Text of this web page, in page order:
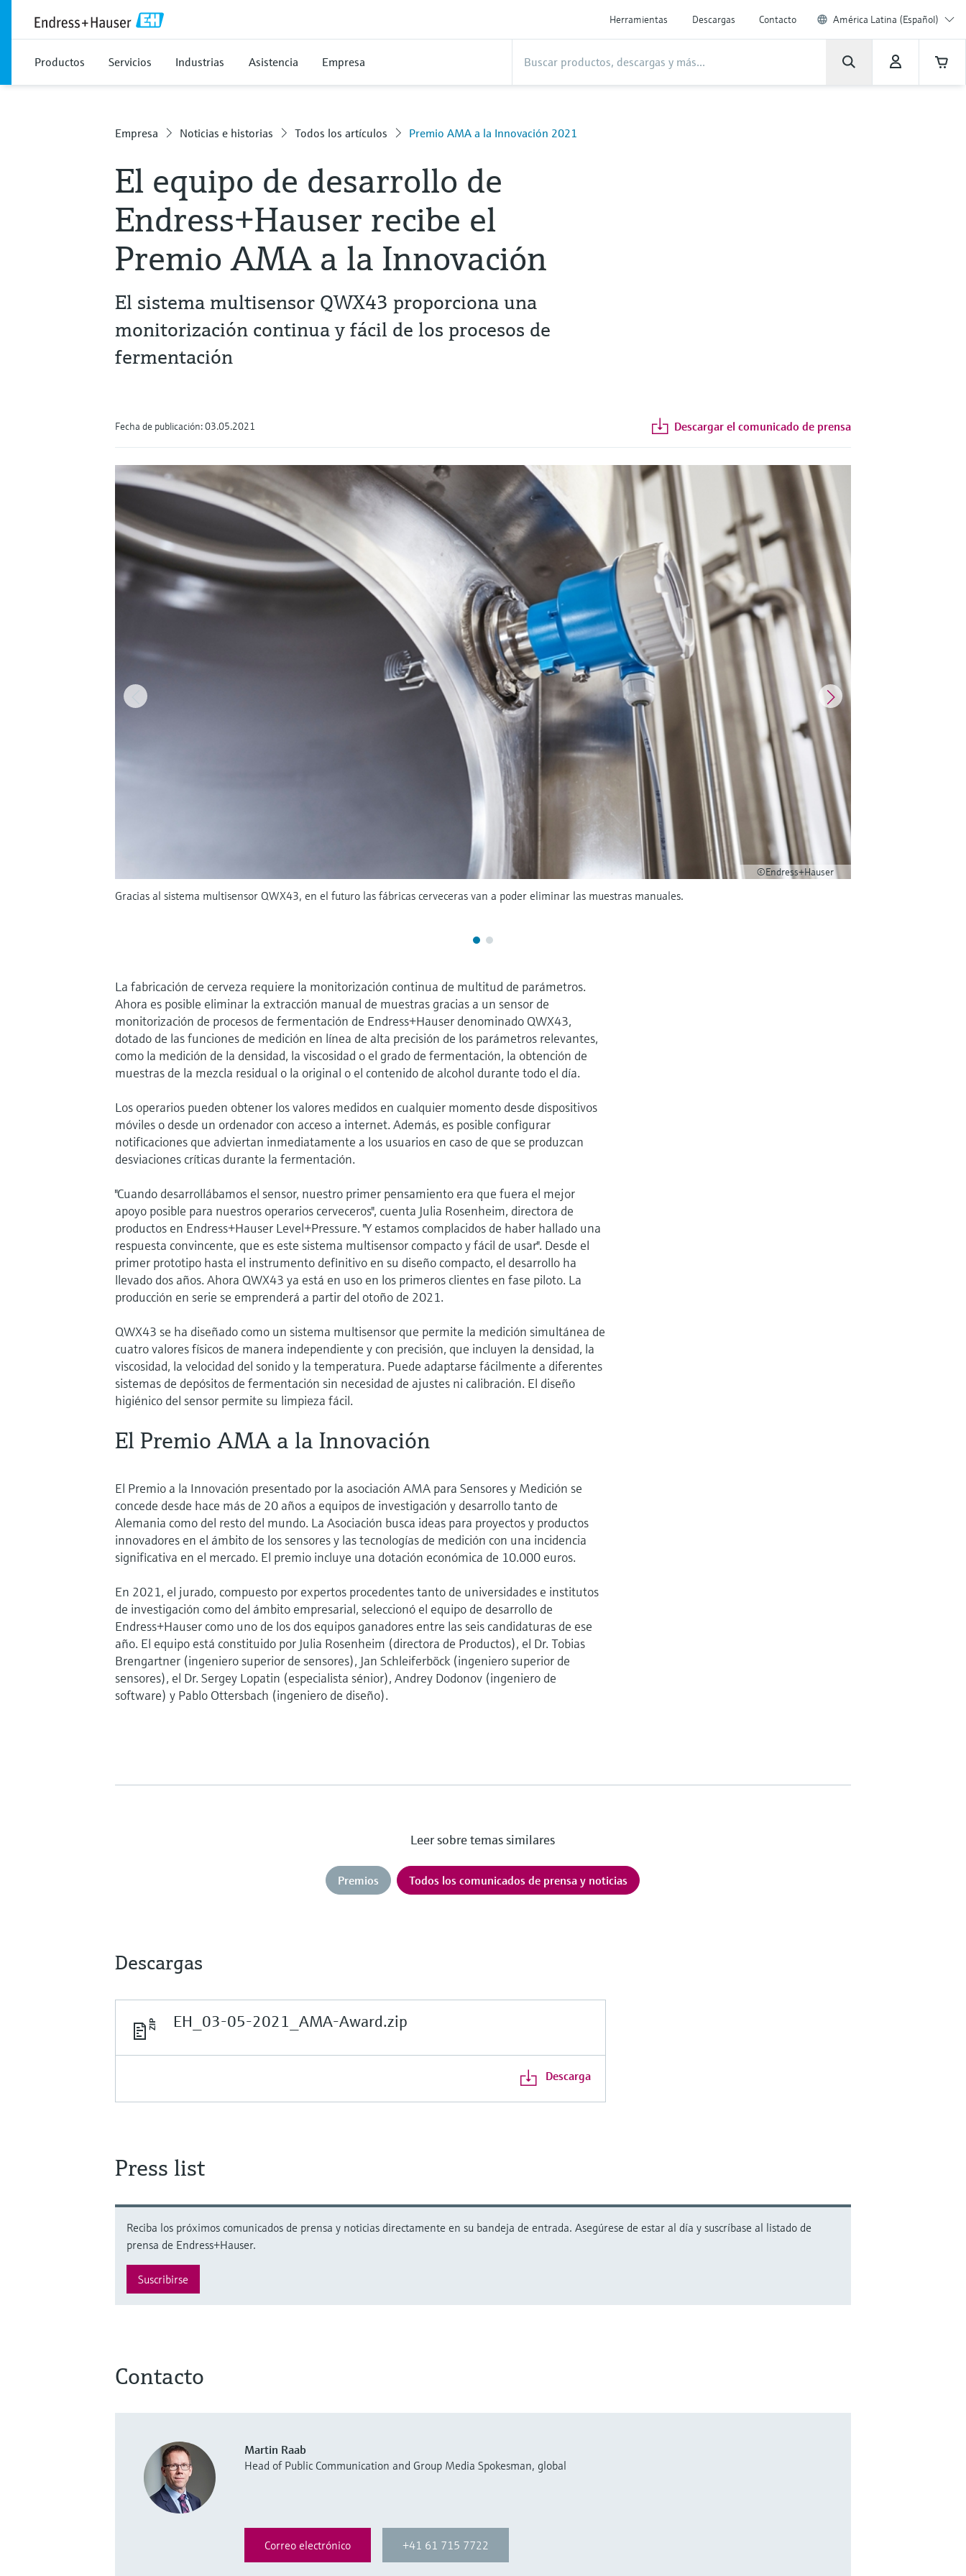
Herramientas Descargas Contacto América Latina (Español)
Productos Servicios Industrias Asistencia Empresa
Empresa Noticias e historias Todos los artículos Premio AMA a la Innovación 2021
El equipo de desarrollo de
Endress+Hauser recibe el
Premio AMA a la Innovación
El sistema multisensor QWX43 proporciona una
monitorización continua y fácil de los procesos de
fermentación
Fecha de publicación: 03.05.2021 Descargar el comunicado de prensa
©Endress+Hauser
Gracias al sistema multisensor QWX43, en el futuro las fábricas cerveceras van a poder eliminar las muestras manuales.
La fabricación de cerveza requiere la monitorización continua de multitud de parámetros.
Ahora es posible eliminar la extracción manual de muestras gracias a un sensor de
monitorización de procesos de fermentación de Endress+Hauser denominado QWX43,
dotado de las funciones de medición en línea de alta precisión de los parámetros relevantes,
como la medición de la densidad, la viscosidad o el grado de fermentación, la obtención de
muestras de la mezcla residual o la original o el contenido de alcohol durante todo el día.
Los operarios pueden obtener los valores medidos en cualquier momento desde dispositivos
móviles o desde un ordenador con acceso a internet. Además, es posible configurar
notificaciones que adviertan inmediatamente a los usuarios en caso de que se produzcan
desviaciones críticas durante la fermentación.
"Cuando desarrollábamos el sensor, nuestro primer pensamiento era que fuera el mejor
apoyo posible para nuestros operarios cerveceros", cuenta Julia Rosenheim, directora de
productos en Endress+Hauser Level+Pressure. "Y estamos complacidos de haber hallado una
respuesta convincente, que es este sistema multisensor compacto y fácil de usar". Desde el
primer prototipo hasta el instrumento definitivo en su diseño compacto, el desarrollo ha
llevado dos años. Ahora QWX43 ya está en uso en los primeros clientes en fase piloto. La
producción en serie se emprenderá a partir del otoño de 2021.
QWX43 se ha diseñado como un sistema multisensor que permite la medición simultánea de
cuatro valores físicos de manera independiente y con precisión, que incluyen la densidad, la
viscosidad, la velocidad del sonido y la temperatura. Puede adaptarse fácilmente a diferentes
sistemas de depósitos de fermentación sin necesidad de ajustes ni calibración. El diseño
higiénico del sensor permite su limpieza fácil.
El Premio AMA a la Innovación
El Premio a la Innovación presentado por la asociación AMA para Sensores y Medición se
concede desde hace más de 20 años a equipos de investigación y desarrollo tanto de
Alemania como del resto del mundo. La Asociación busca ideas para proyectos y productos
innovadores en el ámbito de los sensores y las tecnologías de medición con una incidencia
significativa en el mercado. El premio incluye una dotación económica de 10.000 euros.
En 2021, el jurado, compuesto por expertos procedentes tanto de universidades e institutos
de investigación como del ámbito empresarial, seleccionó el equipo de desarrollo de
Endress+Hauser como uno de los dos equipos ganadores entre las seis candidaturas de ese
año. El equipo está constituido por Julia Rosenheim (directora de Productos), el Dr. Tobias
Brengartner (ingeniero superior de sensores), Jan Schleiferböck (ingeniero superior de
sensores), el Dr. Sergey Lopatin (especialista sénior), Andrey Dodonov (ingeniero de
software) y Pablo Ottersbach (ingeniero de diseño).
Leer sobre temas similares
Premios Todos los comunicados de prensa y noticias
Descargas
EH_03-05-2021_AMA-Award.zip
Descarga
Press list
Reciba los próximos comunicados de prensa y noticias directamente en su bandeja de entrada. Asegúrese de estar al día y suscríbase al listado de
prensa de Endress+Hauser.
Suscribirse
Contacto
Martin Raab
Head of Public Communication and Group Media Spokesman, global
Correo electrónico +41 61 715 7722